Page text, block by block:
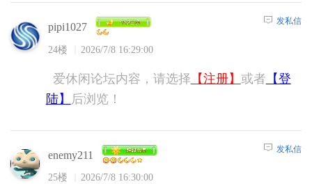
pipi1027
24楼 2026/7/8 16:29:00
发私信
爱休闲论坛内容，请选择 【注册】 或者 【登
陆】
后浏览！
enemy211
25楼 2026/7/8 16:30:00
发私信